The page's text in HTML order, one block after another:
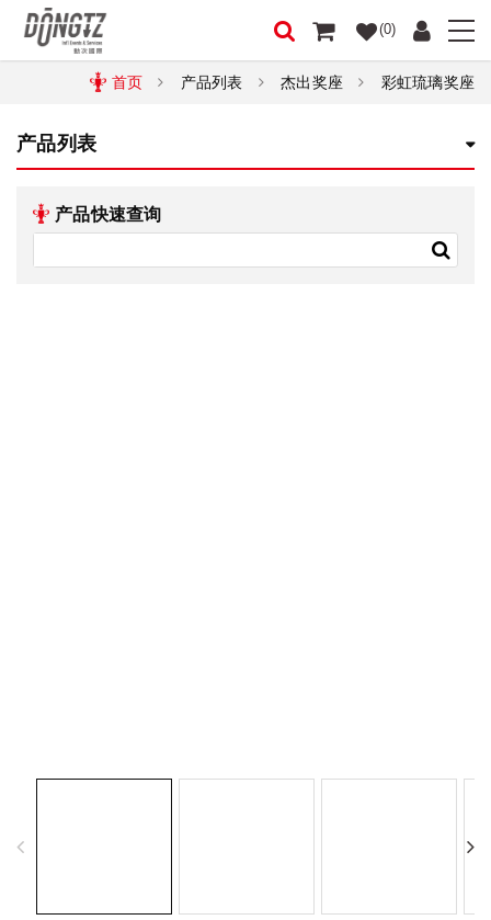
(0)
首页 产品列表 杰出奖座 彩虹琉璃奖座
产品列表
产品快速查询